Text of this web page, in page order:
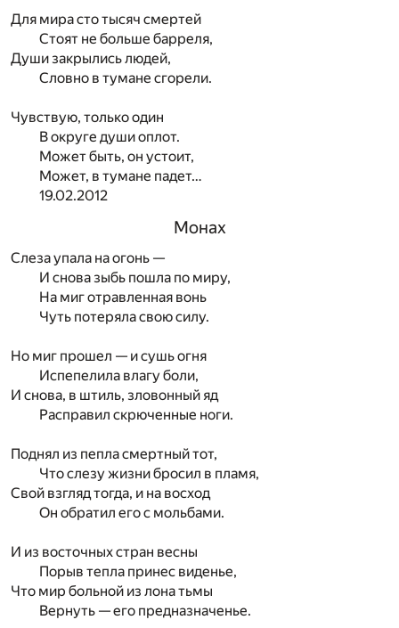
Для мира сто тысяч смертей
Стоят не больше барреля,
Души закрылись людей,
Словно в тумане сгорели.
Чувствую, только один
В округе души оплот.
Может быть, он устоит,
Может, в тумане падет…
19.02.2012
Монах
Слеза упала на огонь —
И снова зыбь пошла по миру,
На миг отравленная вонь
Чуть потеряла свою силу.
Но миг прошел — и сушь огня
Испепелила влагу боли,
И снова, в штиль, зловонный яд
Расправил скрюченные ноги.
Поднял из пепла смертный тот,
Что слезу жизни бросил в пламя,
Свой взгляд тогда, и на восход
Он обратил его с мольбами.
И из восточных стран весны
Порыв тепла принес виденье,
Что мир больной из лона тьмы
Вернуть — его предназначенье.